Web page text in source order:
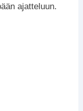
ajatteluun.